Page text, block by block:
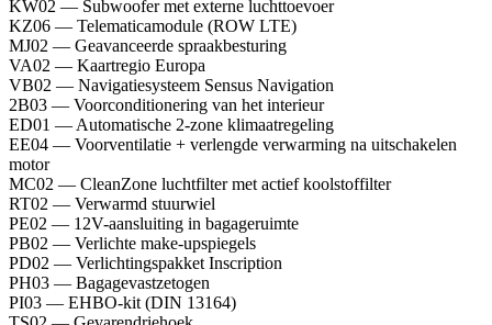
KW02 — Subwoofer met externe luchttoevoer
KZ06 — Telematicamodule (ROW LTE)
MJ02 — Geavanceerde spraakbesturing
VA02 — Kaartregio Europa
VB02 — Navigatiesysteem Sensus Navigation
2B03 — Voorconditionering van het interieur
ED01 — Automatische 2-zone klimaatregeling
EE04 — Voorventilatie + verlengde verwarming na uitschakelen
motor
MC02 — CleanZone luchtfilter met actief koolstoffilter
RT02 — Verwarmd stuurwiel
PE02 — 12V-aansluiting in bagageruimte
PB02 — Verlichte make-upspiegels
PD02 — Verlichtingspakket Inscription
PH03 — Bagagevastzetogen
PI03 — EHBO-kit (DIN 13164)